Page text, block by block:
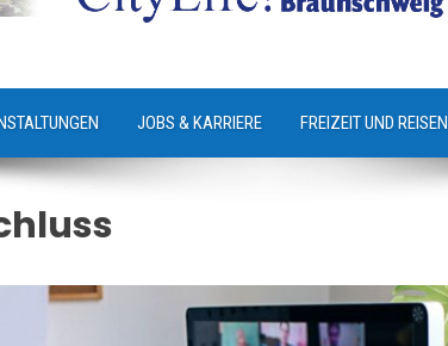
JOBS & KARRIERE FREIZEIT UND REISEN